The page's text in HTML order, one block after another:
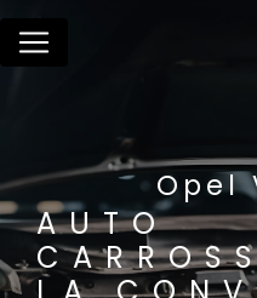
Opel
AUTO
Panneau de gestion des